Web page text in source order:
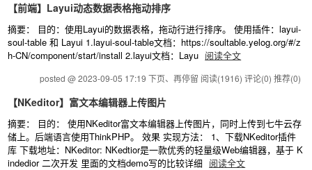
【前端】Layui动态数据表格拖动排序
摘要： 目的：使用Layui的数据表格，拖动行进行排序。 使用插件：layui-
soul-table 和 Layui 1.layui-soul-table文档：https://soultable.yelog.org/#/z
h-CN/component/start/install 2.layui文档：Layu 阅读全文
posted @ 2023-09-05 17:19 下页、再停留 阅读(1916) 评论(0) 推荐(0)
【NKeditor】富文本编辑器上传图片
摘要： 目的： 使用NKeditor富文本编辑器上传图片，同时上传到七牛云存
储上。后端语言使用ThinkPHP。 效果 实现方法： 1、下载NKeditor插件
库 下载地址：NKeditor: NKedtior是一款优秀的轻量级Web编辑器，基于 K
indedior 二次开发 里面的文档demo写的比较详细 阅读全文